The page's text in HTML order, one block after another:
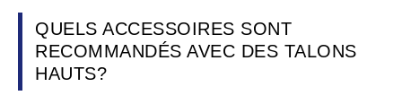
QUELS ACCESSOIRES SONT
RECOMMANDÉS AVEC DES TALONS
HAUTS?